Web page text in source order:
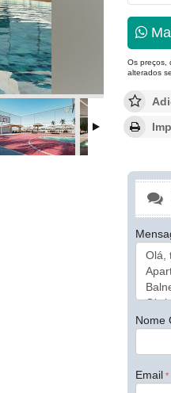
Os preços,
alterados
Nome
Email